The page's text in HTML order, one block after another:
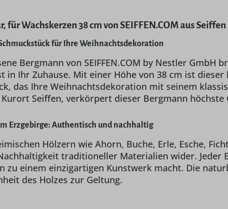
für Wachskerzen 38 cm von SEIFFEN.COM aus
für Ihre Weihnachtsdekoration
Bergmann von SEIFFEN.COM by Nestler
in Ihr Zuhause. Mit einer Höhe von 38 cm ist
das Ihre Weihnachtsdekoration mit seinem
Seiffen, verkörpert dieser Bergmann
Erzgebirge: Authentisch und nachhaltig
Hölzern wie Ahorn, Buche, Erle, Esche,
traditioneller Materialien wider.
zu einem einzigartigen Kunstwerk macht. Die
des Holzes zur Geltung.